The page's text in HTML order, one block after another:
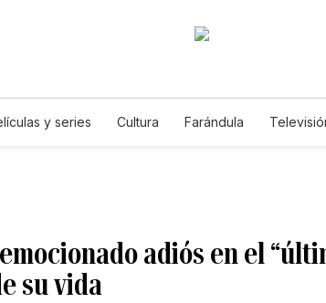
y series Cultura Farándula
adiós en el
su vida